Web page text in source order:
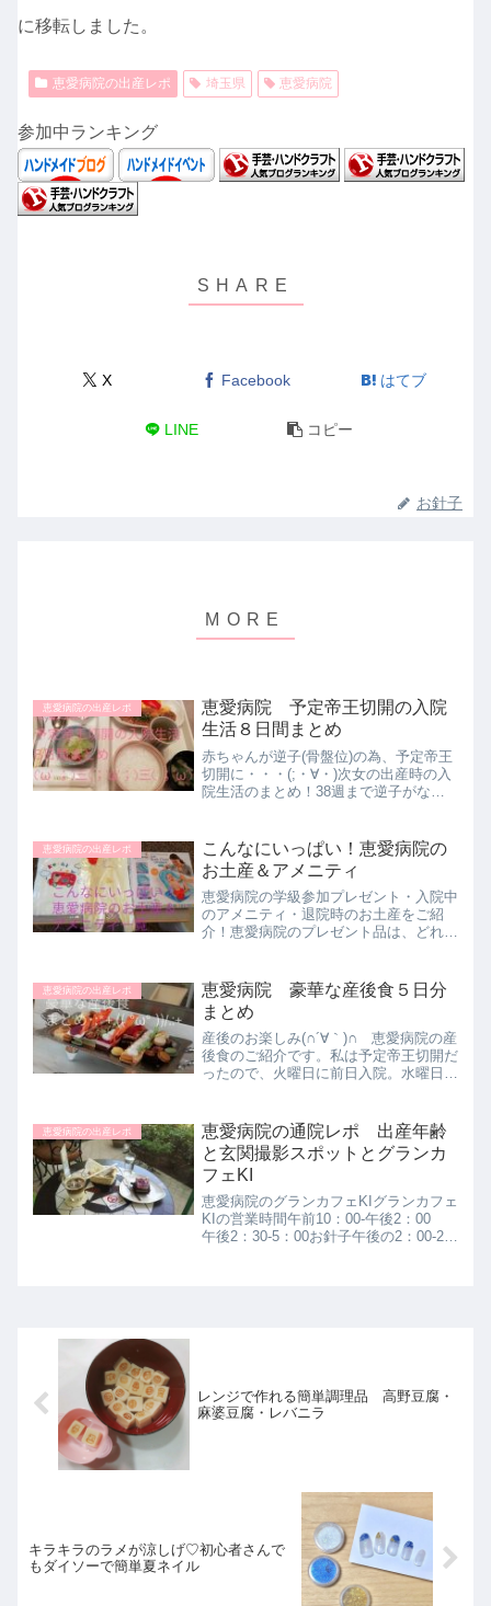
に移転しました。
恵愛病院の出産レポ 埼玉県 恵愛病院
参加中ランキング
X Facebook はてブ
LINE コピー
お針子
恵愛病院の出産レポ
恵愛病院 予定帝王切開の入院
生活８日間まとめ
赤ちゃんが逆子(骨盤位)の為、予定帝王
切開に・・・(;・∀・)次女の出産時の入
院生活のまとめ！38週まで逆子がなお
院からなので、8日間の日程です。恵愛
病院のタブレット内...
恵愛病院の出産レポ
こんなにいっぱい！恵愛病院の
お土産＆アメニティ
恵愛病院の学級参加プレゼント・入院中
のアメニティ・退院時のお土産をご紹
介！恵愛病院のプレゼント品は、どれも
ァミリアです。百貨店などに入っている
ようなお店のもので、買...
恵愛病院の出産レポ
恵愛病院 豪華な産後食５日分
まとめ
産後のお楽しみ(∩´∀｀)∩ 恵愛病院の産
後食のご紹介です。私は予定帝王切開だ
ったので、火曜日に前日入院。水曜日に
5日分です。曜日ごとにメニューが決ま
っています。2年前...
恵愛病院の出産レポ
恵愛病院の通院レポ 出産年齢
と玄関撮影スポットとグランカ
フェKI
恵愛病院のグランカフェKIグランカフェ
KIの営業時間午前10：00-午後2：00
午後2：30-5：00お針子午後の2：00-2：
レンジで作れる簡単調理品 高野豆腐・
麻婆豆腐・レバニラ
キラキラのラメが涼しげ♡初心者さんで
もダイソーで簡単夏ネイル